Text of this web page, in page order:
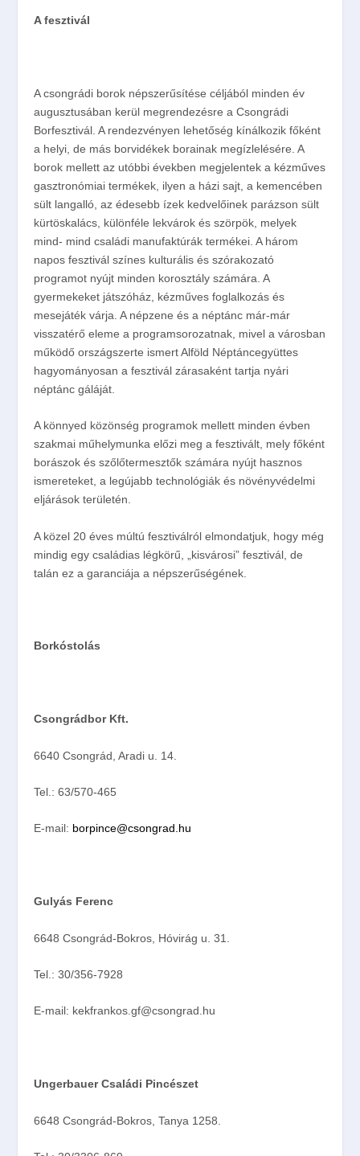
A fesztivál
A csongrádi borok népszerűsítése céljából minden év
augusztusában kerül megrendezésre a Csongrádi
Borfesztivál. A rendezvényen lehetőség kínálkozik főként
a helyi, de más borvidékek borainak megízlelésére. A
borok mellett az utóbbi években megjelentek a kézműves
gasztronómiai termékek, ilyen a házi sajt, a kemencében
sült langalló, az édesebb ízek kedvelőinek parázson sült
kürtöskalács, különféle lekvárok és szörpök, melyek
mind- mind családi manufaktúrák termékei. A három
napos fesztivál színes kulturális és szórakozató
programot nyújt minden korosztály számára. A
gyermekeket játszóház, kézműves foglalkozás és
mesejáték várja. A népzene és a néptánc már-már
visszatérő eleme a programsorozatnak, mivel a városban
működő országszerte ismert Alföld Néptáncegyüttes
hagyományosan a fesztivál zárasaként tartja nyári
néptánc gáláját.
A könnyed közönség programok mellett minden évben
szakmai műhelymunka előzi meg a fesztivált, mely főként
borászok és szőlőtermesztők számára nyújt hasznos
ismereteket, a legújabb technológiák és növényvédelmi
eljárások területén.
A közel 20 éves múltú fesztiválról elmondatjuk, hogy még
mindig egy családias légkörű, „kisvárosi” fesztivál, de
talán ez a garanciája a népszerűségének.
Borkóstolás
Csongrádbor Kft.
6640 Csongrád, Aradi u. 14.
Tel.: 63/570-465
E-mail: borpince@csongrad.hu
Gulyás Ferenc
6648 Csongrád-Bokros, Hóvirág u. 31.
Tel.: 30/356-7928
E-mail: kekfrankos.gf@csongrad.hu
Ungerbauer Családi Pincészet
6648 Csongrád-Bokros, Tanya 1258.